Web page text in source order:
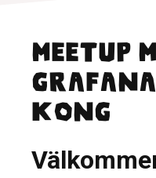
Meetup
Kong